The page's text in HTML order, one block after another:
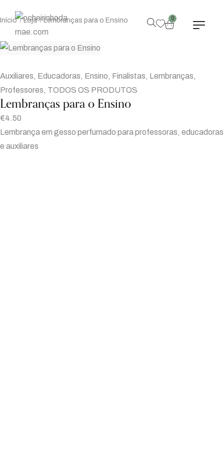
0
Início | Loja | Lembranças para o Ensino
Auxiliares, Educadoras, Ensino, Finalistas, Lembranças,
Professores, TODOS OS PRODUTOS
Lembranças para o Ensino
€4.50
Lembrança em gesso perfumado para professoras, educadoras
e auxiliares